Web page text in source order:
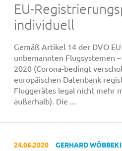
EU-
individuell
Gemäß Artikel 14 der DVO
unbemannten Flugsystemen
2020 (Corona-bedingt
europäischen Datenbank
Fluggerätes legal nicht mehr
außerhalb). Die ...
24.06.2020 GERHARD